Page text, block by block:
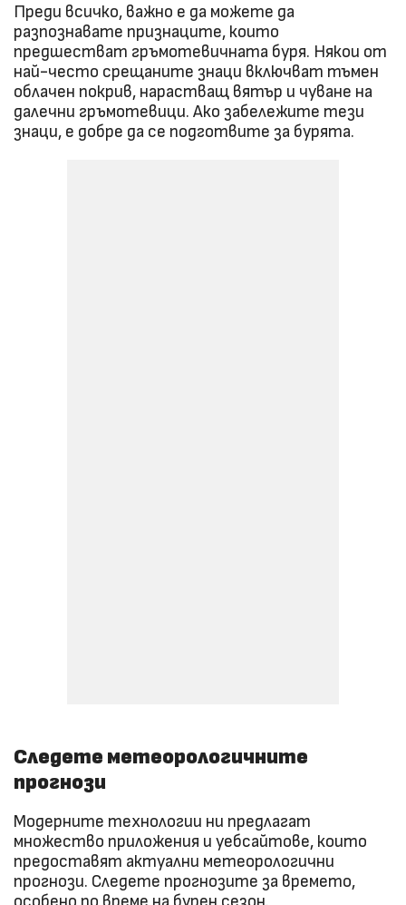
Преди всичко, важно е да можете да
разпознавате признаците, които
предшестват гръмотевичната буря. Някои от
най-често срещаните знаци включват тъмен
облачен покрив, нарастващ вятър и чуване на
далечни гръмотевици. Ако забележите тези
знаци, е добре да се подготвите за бурята.
Следете метеорологичните
прогнози
Модерните технологии ни предлагат
множество приложения и уебсайтове, които
предоставят актуални метеорологични
прогнози. Следете прогнозите за времето,
особено по време на бурен сезон.